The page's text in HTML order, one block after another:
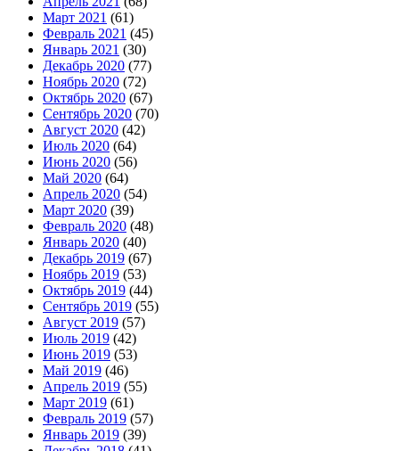
Март 2021 (61)
Февраль 2021 (45)
Январь 2021 (30)
Декабрь 2020 (77)
Ноябрь 2020 (72)
Октябрь 2020 (67)
Сентябрь 2020 (70)
Август 2020 (42)
Июль 2020 (64)
Июнь 2020 (56)
Май 2020 (64)
Апрель 2020 (54)
Март 2020 (39)
Февраль 2020 (48)
Январь 2020 (40)
Декабрь 2019 (67)
Ноябрь 2019 (53)
Октябрь 2019 (44)
Сентябрь 2019 (55)
Август 2019 (57)
Июль 2019 (42)
Июнь 2019 (53)
Май 2019 (46)
Апрель 2019 (55)
Март 2019 (61)
Февраль 2019 (57)
Январь 2019 (39)